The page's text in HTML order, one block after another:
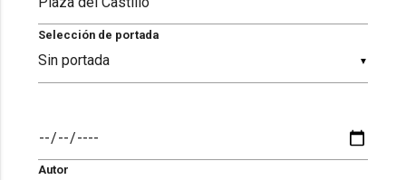
▼
Selección de portada
Autor